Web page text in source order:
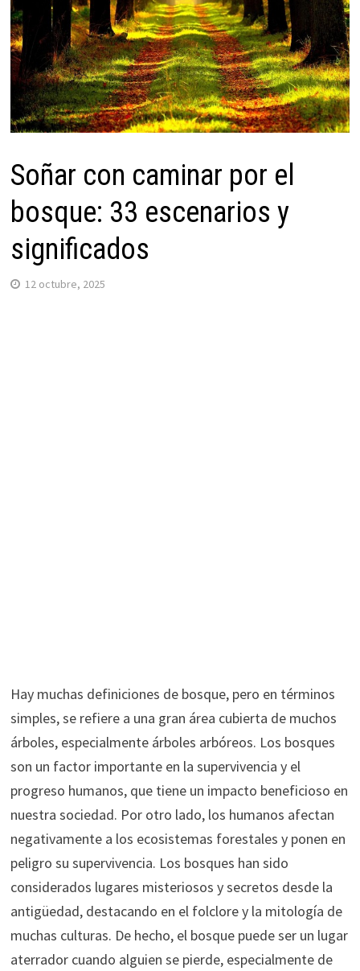
Soñar con caminar por el
bosque: 33 escenarios y
significados
12 octubre, 2025
Hay muchas definiciones de bosque, pero en términos
simples, se refiere a una gran área cubierta de muchos
árboles, especialmente árboles arbóreos. Los bosques
son un factor importante en la supervivencia y el
progreso humanos, que tiene un impacto beneficioso en
nuestra sociedad. Por otro lado, los humanos afectan
negativamente a los ecosistemas forestales y ponen en
peligro su supervivencia. Los bosques han sido
considerados lugares misteriosos y secretos desde la
antigüedad, destacando en el folclore y la mitología de
muchas culturas. De hecho, el bosque puede ser un lugar
aterrador cuando alguien se pierde, especialmente de